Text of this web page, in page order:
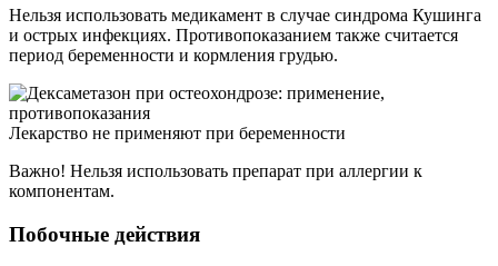
Нельзя использовать медикамент в случае синдрома Кушинга
и острых инфекциях. Противопоказанием также считается
период беременности и кормления грудью.
Лекарство не применяют при беременности
Важно! Нельзя использовать препарат при аллергии к
компонентам.
Побочные действия